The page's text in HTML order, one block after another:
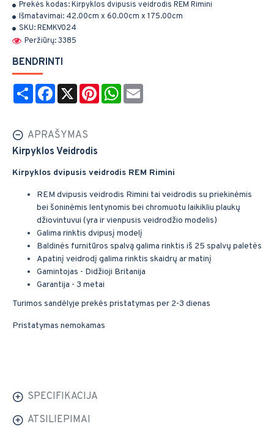
Prekės kodas:Kirpyklos dvipusis veidrodis REM Rimini
Išmatavimai: 42.00cm x 60.00cm x 175.00cm
SKU:REMKV024
Peržiūrų: 3385
BENDRINTI
Share Facebook
X PinterestWhatsApp
APRAŠYMAS
Kirpyklos Veidrodis
Kirpyklos dvipusis veidrodis REM Rimini
REM dvipusis veidrodis Rimini tai veidrodis su priekinėmis
bei šoninėmis lentynomis bei chromuotu laikikliu plaukų
džiovintuvui (yra ir vienpusis veidrodžio modelis)
Galima rinktis dvipusį modelį
Baldinės furnitūros spalvą galima rinktis iš 25 spalvų paletės
Apatinį veidrodį galima rinktis skaidrų ar matinį
Gamintojas - Didžioji Britanija
Garantija - 3 metai
Turimos sandėlyje prekės pristatymas per 2-3 dienas
Pristatymas nemokamas
SPECIFIKACIJA
ATSILIEPIMAI